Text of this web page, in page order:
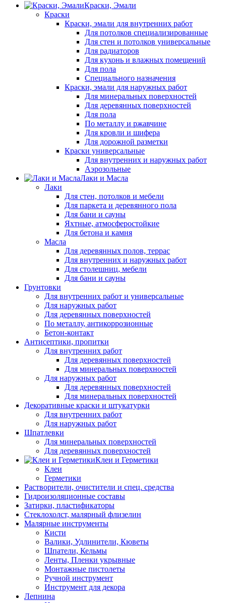
Краски, Эмали
Краски
Краски, эмали для внутренних работ
Для потолков специализированные
Для стен и потолков универсальные
Для радиаторов
Для кухонь и влажных помещений
Для пола
Специального назначения
Краски, эмали для наружных работ
Для минеральных поверхностей
Для деревянных поверхностей
Для пола
По металлу и ржавчине
Для кровли и шифера
Для дорожной разметки
Краски универсальные
Для внутренних и наружных работ
Аэрозольные
Лаки и Масла
Лаки
Для стен, потолков и мебели
Для паркета и деревянного пола
Для бани и сауны
Яхтные, атмосферостойкие
Для бетона и камня
Масла
Для деревянных полов, террас
Для внутренних и наружных работ
Для столешниц, мебели
Для бани и сауны
Грунтовки
Для внутренних работ и универсальные
Для наружных работ
Для деревянных поверхностей
По металлу, антикоррозионные
Бетон-контакт
Антисептики, пропитки
Для внутренних работ
Для деревянных поверхностей
Для минеральных поверхностей
Для наружных работ
Для деревянных поверхностей
Для минеральных поверхностей
Декоративные краски и штукатурки
Для внутренних работ
Для наружных работ
Шпатлевки
Для минеральных поверхностей
Для деревянных поверхностей
Клеи и Герметики
Клеи
Герметики
Растворители, очистители и спец. средства
Гидроизоляционные составы
Затирки, пластификаторы
Стеклохолст, малярный флизелин
Малярные инструменты
Кисти
Валики, Удлинители, Кюветы
Шпатели, Кельмы
Ленты, Пленки укрывные
Монтажные пистолеты
Ручной инструмент
Инструмент для декора
Лепнина